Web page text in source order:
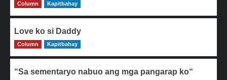
0
Column Kapitbahay
Love ko si Daddy
0
Column Kapitbahay
“Sa sementaryo nabuo ang mga pangarap ko“